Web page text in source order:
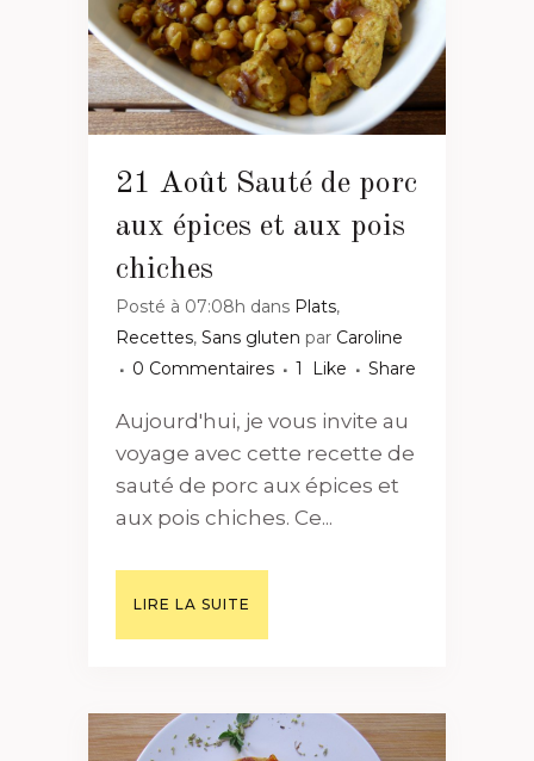
21 Août Sauté de porc
aux épices et aux pois
chiches
Posté à 07:08h dans Plats,
Recettes, Sans gluten par Caroline
0 Commentaires
1 Like Share
Aujourd'hui, je vous invite au
voyage avec cette recette de
sauté de porc aux épices et
aux pois chiches. Ce...
LIRE LA SUITE